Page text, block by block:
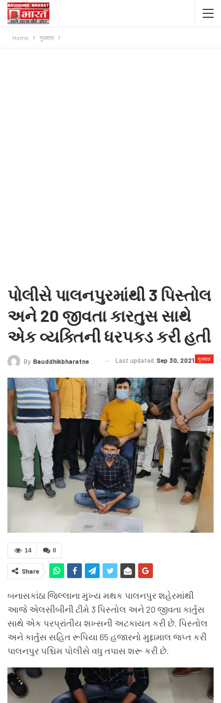
Home गुजरात
પોલીસે પાલનપુરમાંથી 3 પિસ્તોલ
અને 20 જીવતા કારતુસ સાથે
એક વ્યક્તિની ધરપકડ કરી હતી
गुजरात
By Bauddhikbharatnews@gmail.com Last updated Sep 30, 2021
0
14
Share
બનાસકાંઠા જિલ્લાના મુખ્ય મથક પાલનપુર શહેરમાંથી
આજે એલસીબીની ટીમે 3 પિસ્તોલ અને 20 જીવતા કાર્તુસ
સાથે એક પરપ્રાંતીય શખ્સની અટકાયત કરી છે. પિસ્તોલ
અને કાર્તુસ સહિત રૂપિયા 65 હજારનો મુદ્દામાલ જપ્ત કરી
પાલનપુર પશ્ચિમ પોલીસે વધુ તપાસ શરૂ કરી છે.